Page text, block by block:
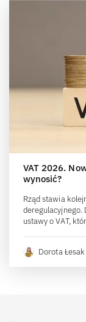
VAT 2026.
wynosić?
Rząd stawia
deregulacyjnego.
ustawy o VAT,
Dorota Łesak